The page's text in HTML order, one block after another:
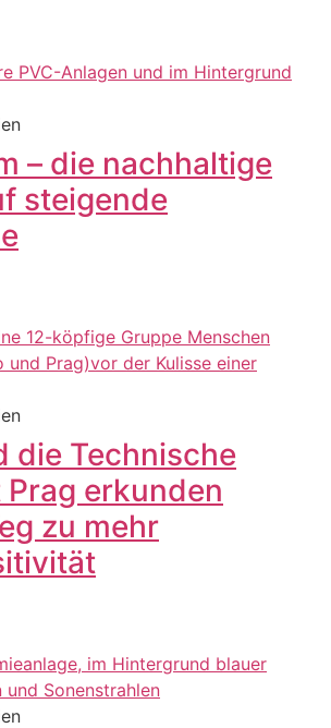
– die nachhaltige
steigende
die Technische
erkunden
zu mehr